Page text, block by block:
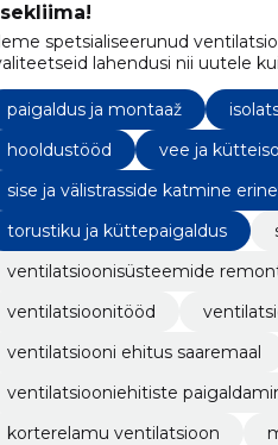
spetsialiseerunud
lahendusi nii uutele
Saaremaal, Muhumaal,
Eesti.
paigaldus ja montaaž
hooldustööd
vee ja
sise ja välistrasside katmine
torustiku ja küttepaigaldus
ventilatsioonisüsteemide
ventilatsioonitööd
ventilatsiooni ehitus saaremaal
ventilatsiooniehitiste
korterelamu ventilatsioon